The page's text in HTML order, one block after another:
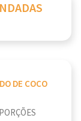
DE COCO